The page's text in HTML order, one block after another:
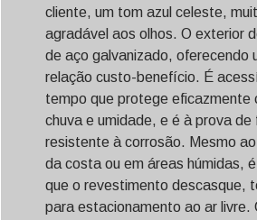
cliente, um tom azul celeste,
agradável aos olhos. O exterior
de aço galvanizado, oferecendo
relação custo-benefício. É
tempo que protege eficazmente
chuva e umidade, e é à prova de
resistente à corrosão. Mesmo
da costa ou em áreas húmidas,
que o revestimento descasque,
para estacionamento ao ar livre.